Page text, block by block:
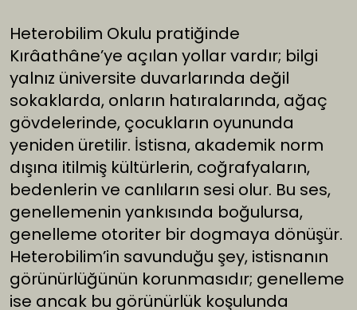
Heterobilim Okulu pratiğinde
Kırâathâne’ye açılan yollar vardır; bilgi
yalnız üniversite duvarlarında değil
sokaklarda, onların hatıralarında, ağaç
gövdelerinde, çocukların oyununda
yeniden üretilir. İstisna, akademik norm
dışına itilmiş kültürlerin, coğrafyaların,
bedenlerin ve canlıların sesi olur. Bu ses,
genellemenin yankısında boğulursa,
genelleme otoriter bir dogmaya dönüşür.
Heterobilim’in savunduğu şey, istisnanın
görünürlüğünün korunmasıdır; genelleme
ise ancak bu görünürlük koşulunda